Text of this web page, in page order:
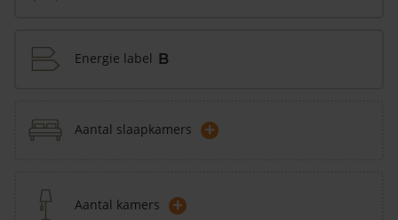
Energie label B
Aantal slaapkamers +
Aantal kamers +